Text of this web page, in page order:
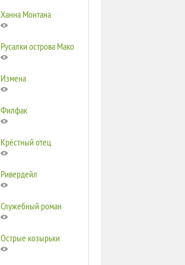
Ханна Монтана
Русалки острова Мако
Измена
Филфак
Крёстный отец
Ривердейл
Служебный роман
Острые козырьки